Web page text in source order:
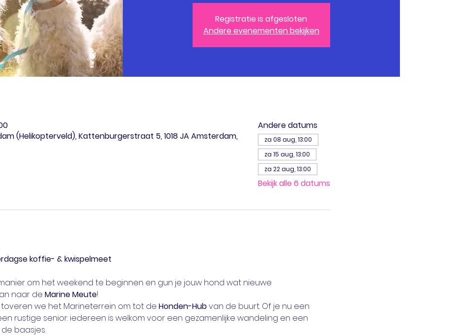
Registratie is afgesloten
Andere evenementen bekijken
(Helikopterveld), Kattenburgerstraat 5, 1018 JA Amsterdam,
Andere datums
za 08 aug, 13:00
za 15 aug, 13:00
za 22 aug, 13:00
Bekijk alle 6 datums
koffie- & kwispelmeet
om het weekend te beginnen en gun je jouw hond wat nieuwe
naar de Marine Meute!
we het Marineterrein om tot de Honden-Hub van de buurt. Of je nu een
rustige senior: iedereen is welkom voor een gezamenlijke wandeling en een
baasjes.